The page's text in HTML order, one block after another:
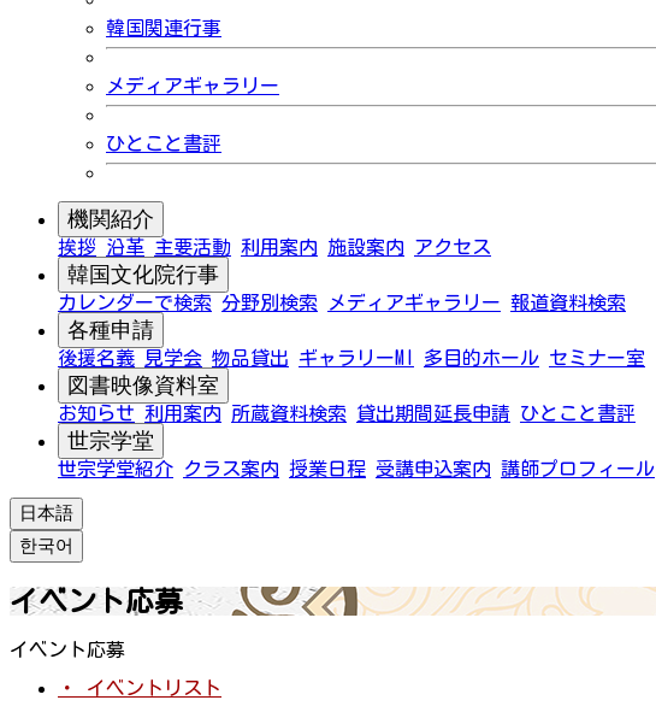
韓国関連行事
メディアギャラリー
ひとこと書評
機関紹介
挨拶 沿革 主要活動 利用案内 施設案内 アクセス
韓国文化院行事
カレンダーで検索 分野別検索 メディアギャラリー 報道資料検索
各種申請
後援名義 見学会 物品貸出 ギャラリーMI 多目的ホール セミナー室
図書映像資料室
お知らせ 利用案内 所蔵資料検索 貸出期間延長申請 ひとこと書評
世宗学堂
世宗学堂紹介 クラス案内 授業日程 受講申込案内 講師プロフィール
日本語
한국어
イベント応募
イベント応募
・ イベントリスト